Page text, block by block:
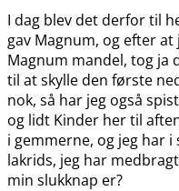
I dag blev det derfor til
gav Magnum, og efter
Magnum mandel, tog ja
til at skylle den første
nok, så har jeg også
og lidt Kinder her til
i gemmerne, og jeg har
lakrids, jeg har
min slukknap er?